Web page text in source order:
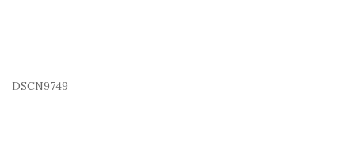
DSCN9749